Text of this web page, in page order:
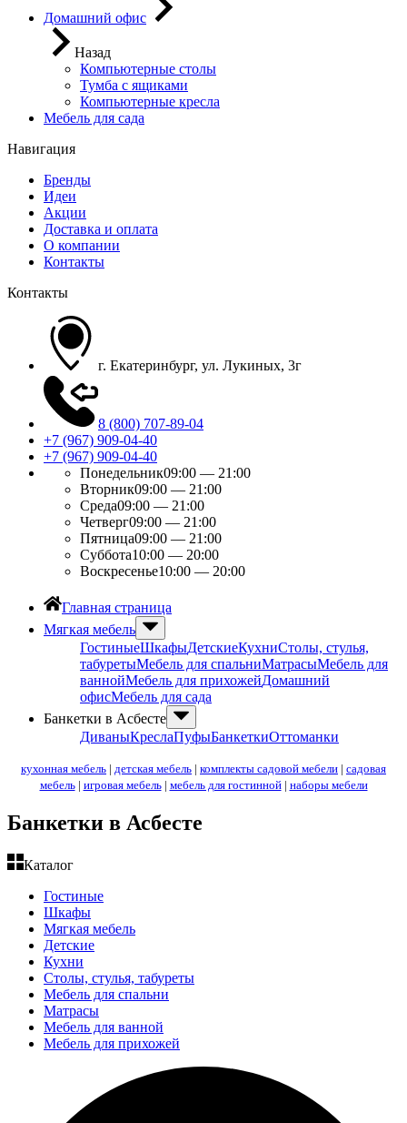
Домашний офис
Назад
Компьютерные столы
Тумба с ящиками
Компьютерные кресла
Мебель для сада
Навигация
Бренды
Идеи
Акции
Доставка и оплата
О компании
Контакты
Контакты
г. Екатеринбург, ул. Лукиных, 3г
8 (800) 707-89-04
+7 (967) 909-04-40
+7 (967) 909-04-40
Понедельник09:00 — 21:00
Вторник09:00 — 21:00
Среда09:00 — 21:00
Четверг09:00 — 21:00
Пятница09:00 — 21:00
Суббота10:00 — 20:00
Воскресенье10:00 — 20:00
Главная страница
Мягкая мебель
ГостиныеШкафыДетскиеКухниСтолы, стулья,
табуретыМебель для спальниМатрасыМебель для
ваннойМебель для прихожейДомашний
офисМебель для сада
Банкетки в Асбесте
ДиваныКреслаПуфыБанкеткиОттоманки
кухонная мебель | детская мебель | комплекты садовой мебели | садовая
мебель| игровая мебель| мебель для гостинной| наборы мебели
Банкетки в Асбесте
Каталог
Гостиные
Шкафы
Мягкая мебель
Детские
Кухни
Столы, стулья, табуреты
Мебель для спальни
Матрасы
Мебель для ванной
Мебель для прихожей